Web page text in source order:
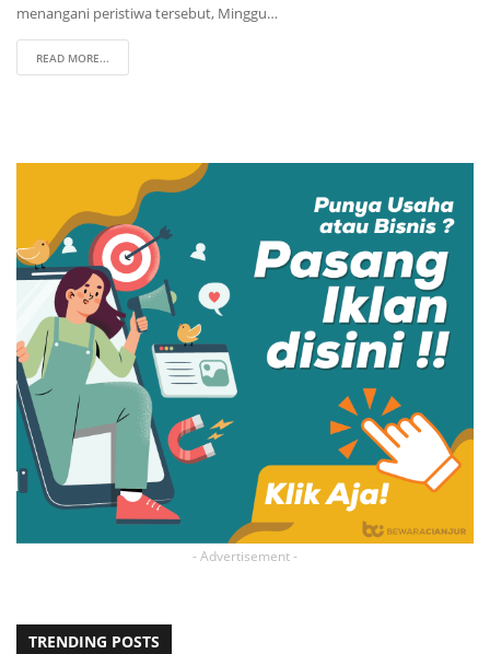
menangani peristiwa tersebut, Minggu…
READ MORE...
- Advertisement -
TRENDING POSTS